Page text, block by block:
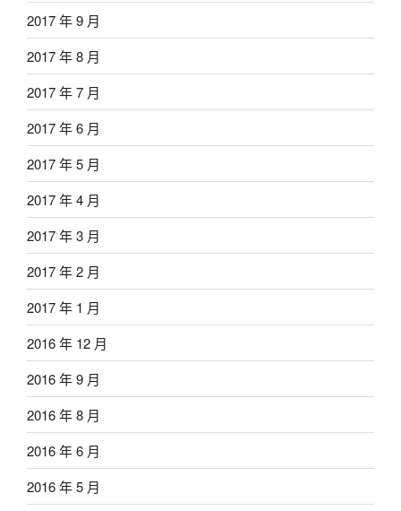
2017 年 9 月
2017 年 8 月
2017 年 7 月
2017 年 6 月
2017 年 5 月
2017 年 4 月
2017 年 3 月
2017 年 2 月
2017 年 1 月
2016 年 12 月
2016 年 9 月
2016 年 8 月
2016 年 6 月
2016 年 5 月